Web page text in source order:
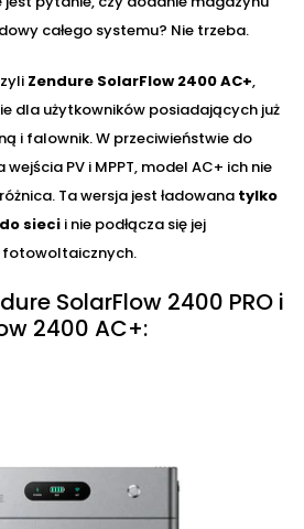
całego systemu? Nie trzeba.
Zendure SolarFlow 2400 AC+,
dla użytkowników posiadających już
i falownik. W przeciwieństwie do
PV i MPPT, model AC+ ich nie
Ta wersja jest ładowana tylko
sieci i nie podłącza się jej
fotowoltaicznych.
SolarFlow 2400 PRO i
2400 AC+: